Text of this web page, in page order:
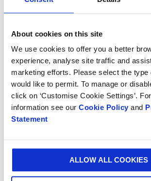
About cookies on this site
We use cookies to offer you a better
experience, analyse site traffic and
marketing efforts. Please select the
would like to permit. To manage or
click on ‘Customise Cookie Settings’.
information see our Cookie Policy and
Statement
ALLOW ALL COOKIES
NEWS 10/15/2024 00:00:00
Smurfit Westrock Colombia: aliado de la
en la COP16